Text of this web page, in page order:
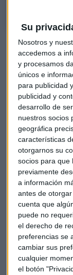
Su
Nosotros y
accedemos a
y procesamos
únicos e
para publicidad
publicidad y
desarrollo de
nuestros socios
geográfica
características
otorgarnos su
socios para que
previamente
a información
antes de
cuenta que
puede no
el derecho de
preferencias se
cambiar sus
cualquier
el botón